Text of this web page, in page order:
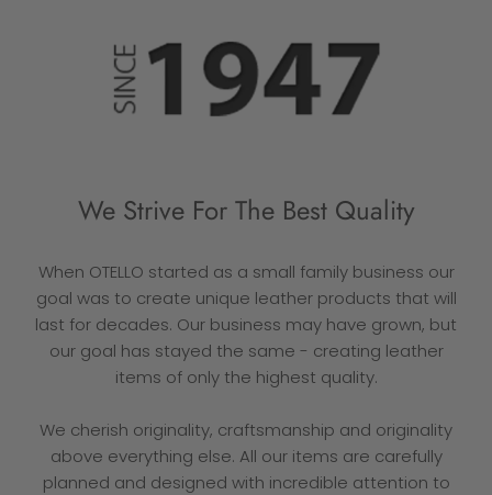
We Strive For The Best Quality
When OTELLO started as a small family business our
goal was to create unique leather products that will
last for decades. Our business may have grown, but
our goal has stayed the same - creating leather
items of only the highest quality.
We cherish originality, craftsmanship and originality
above everything else. All our items are carefully
planned and designed with incredible attention to